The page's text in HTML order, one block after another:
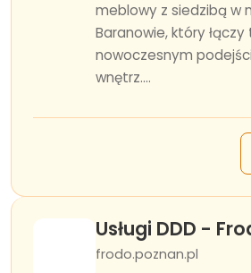
meblowy z siedzibą w
Baranowie, który
nowoczesnym
wnętrz....
Usługi DDD -
frodo.poznan.pl